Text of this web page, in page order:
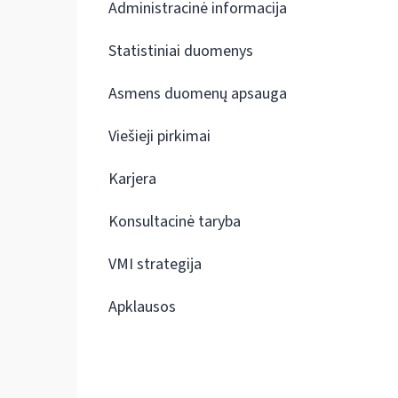
Administracinė informacija
Statistiniai duomenys
Asmens duomenų apsauga
Viešieji pirkimai
Karjera
Konsultacinė taryba
VMI strategija
Apklausos